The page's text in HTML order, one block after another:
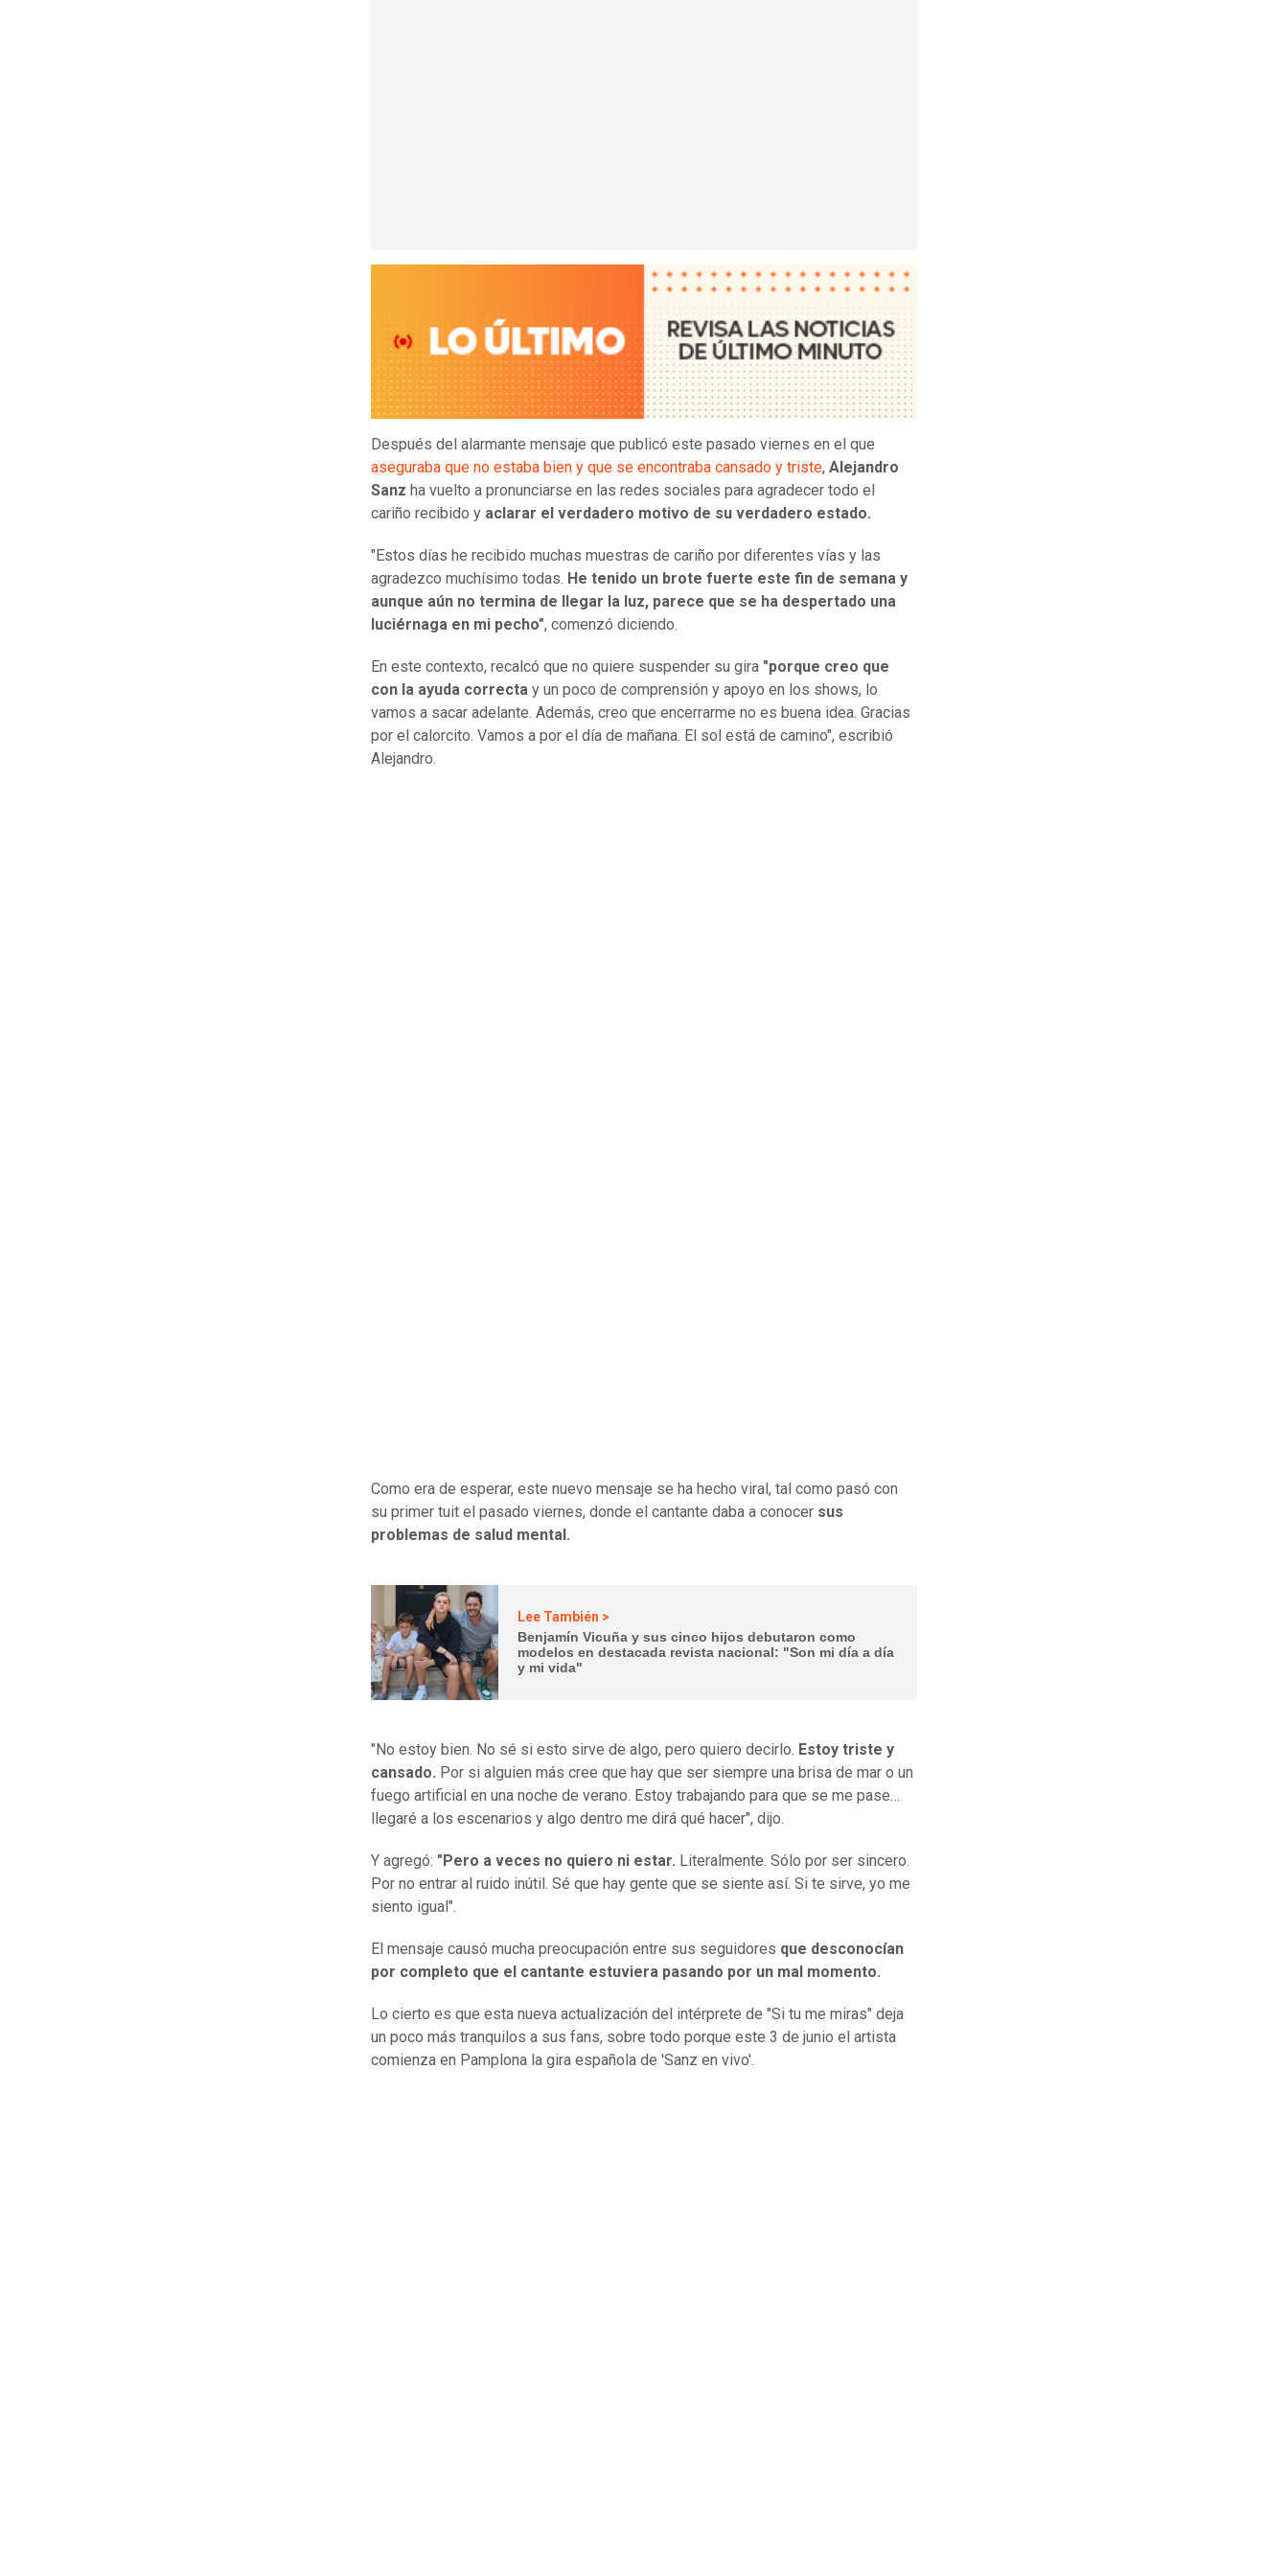
Después del alarmante mensaje que publicó este pasado viernes en el que
aseguraba que no estaba bien y que se encontraba cansado y triste, Alejandro
Sanz ha vuelto a pronunciarse en las redes sociales para agradecer todo el
cariño recibido y aclarar el verdadero motivo de su verdadero estado.
"Estos días he recibido muchas muestras de cariño por diferentes vías y las
agradezco muchísimo todas. He tenido un brote fuerte este fin de semana y
aunque aún no termina de llegar la luz, parece que se ha despertado una
luciérnaga en mi pecho", comenzó diciendo.
En este contexto, recalcó que no quiere suspender su gira "porque creo que
con la ayuda correcta y un poco de comprensión y apoyo en los shows, lo
vamos a sacar adelante. Además, creo que encerrarme no es buena idea. Gracias
por el calorcito. Vamos a por el día de mañana. El sol está de camino", escribió
Alejandro.
Como era de esperar, este nuevo mensaje se ha hecho viral, tal como pasó con
su primer tuit el pasado viernes, donde el cantante daba a conocer sus
problemas de salud mental.
Lee También >
Benjamín Vicuña y sus cinco hijos debutaron como
modelos en destacada revista nacional: "Son mi día a día
y mi vida"
"No estoy bien. No sé si esto sirve de algo, pero quiero decirlo. Estoy triste y
cansado. Por si alguien más cree que hay que ser siempre una brisa de mar o un
fuego artificial en una noche de verano. Estoy trabajando para que se me pase…
llegaré a los escenarios y algo dentro me dirá qué hacer", dijo.
Y agregó: "Pero a veces no quiero ni estar. Literalmente. Sólo por ser sincero.
Por no entrar al ruido inútil. Sé que hay gente que se siente así. Si te sirve, yo me
siento igual".
El mensaje causó mucha preocupación entre sus seguidores que desconocían
por completo que el cantante estuviera pasando por un mal momento.
Lo cierto es que esta nueva actualización del intérprete de "Si tu me miras" deja
un poco más tranquilos a sus fans, sobre todo porque este 3 de junio el artista
comienza en Pamplona la gira española de 'Sanz en vivo'.